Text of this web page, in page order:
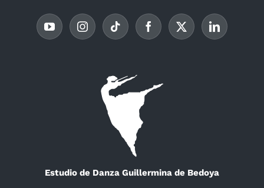
Estudio de Danza Guillermina de Bedoya